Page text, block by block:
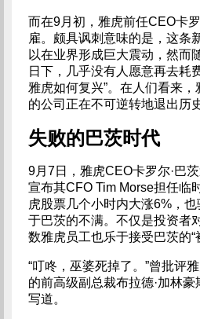
而在9月初，雅虎前任CEO卡
雇。颇具讽刺意味的是，这条
以在业界形成巨大震动，然而
日下，几乎没有人愿意再去耗
雅虎如何复兴”。在人们看来
的公司正在不可逆转地退出历
失败的巴茨时代
9月7日，雅虎CEO卡罗尔·巴
宣布其CFO Tim Morse担任临
虎股票几个小时内大涨6%，
于巴茨的不满。不仅是投资者
数雅虎员工也乐于接受巴茨的“
“叮咚，巫婆死掉了。”曾批评
的前高级副总裁布拉德·加林
写道。